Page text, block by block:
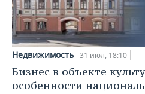
Недвижимость 31 июл, 18:10
Бизнес в объекте
особенности